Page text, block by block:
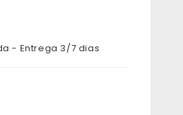
- Entrega 3/7 dias